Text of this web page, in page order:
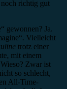
noch richtig gut
gewonnen? Ja.
Vielleicht
trotz einer
mit einem
Zwar ist
so schlecht,
All-Time-